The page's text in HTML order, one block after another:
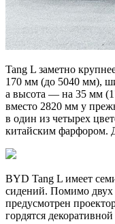
Tang L заметно
170 мм (до 5040 мм),
а высота — на 35 мм
вместо 2820 мм у
в один из четырех
китайским фарфором.
BYD Tang L имеет
сидений. Помимо двух
предусмотрен
гордятся